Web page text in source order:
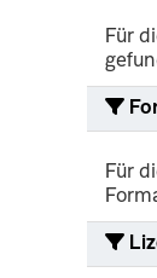
Für
Für